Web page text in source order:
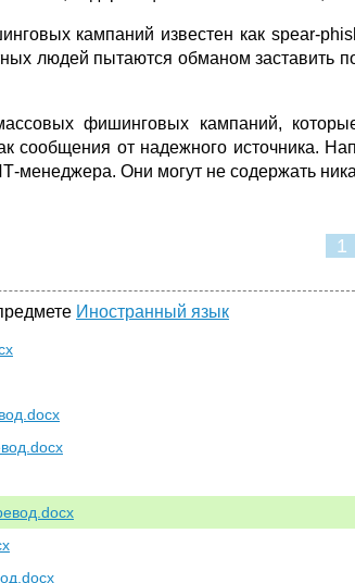
кампаний известен как spear-
людей пытаются обманом заставить
фишинговых кампаний,
сообщения от надежного источника.
менеджера. Они могут не содержать
1
Иностранный язык